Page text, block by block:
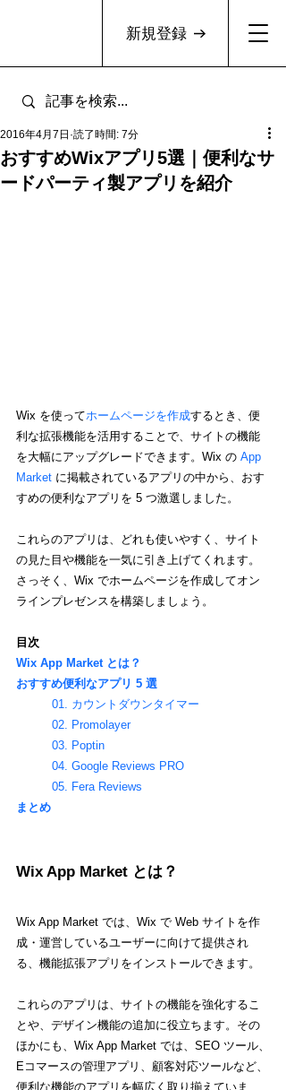
新規登録
おすすめWixアプリ5選｜便利なサ
ードパーティ製アプリを紹介
2016年4月7日 読了時間: 7分
Wix を使ってホームページを作成するとき、便
利な拡張機能を活用することで、サイトの機能
を大幅にアップグレードできます。Wix の App
Market に掲載されているアプリの中から、おす
すめの便利なアプリを 5 つ激選しました。
これらのアプリは、どれも使いやすく、サイト
の見た目や機能を一気に引き上げてくれます。
さっそく、Wix でホームページを作成してオン
ラインプレゼンスを構築しましょう。
目次
Wix App Market とは？
おすすめ便利なアプリ 5 選
01. カウントダウンタイマー
02. Promolayer
03. Poptin
04. Google Reviews PRO
05. Fera Reviews
まとめ
Wix App Market とは？
Wix App Market では、Wix で Web サイトを作
成・運営しているユーザーに向けて提供され
る、機能拡張アプリをインストールできます。
これらのアプリは、サイトの機能を強化するこ
とや、デザイン機能の追加に役立ちます。その
ほかにも、Wix App Market では、SEO ツール、
Eコマースの管理アプリ、顧客対応ツールなど、
便利な機能のアプリを幅広く取り揃えていま